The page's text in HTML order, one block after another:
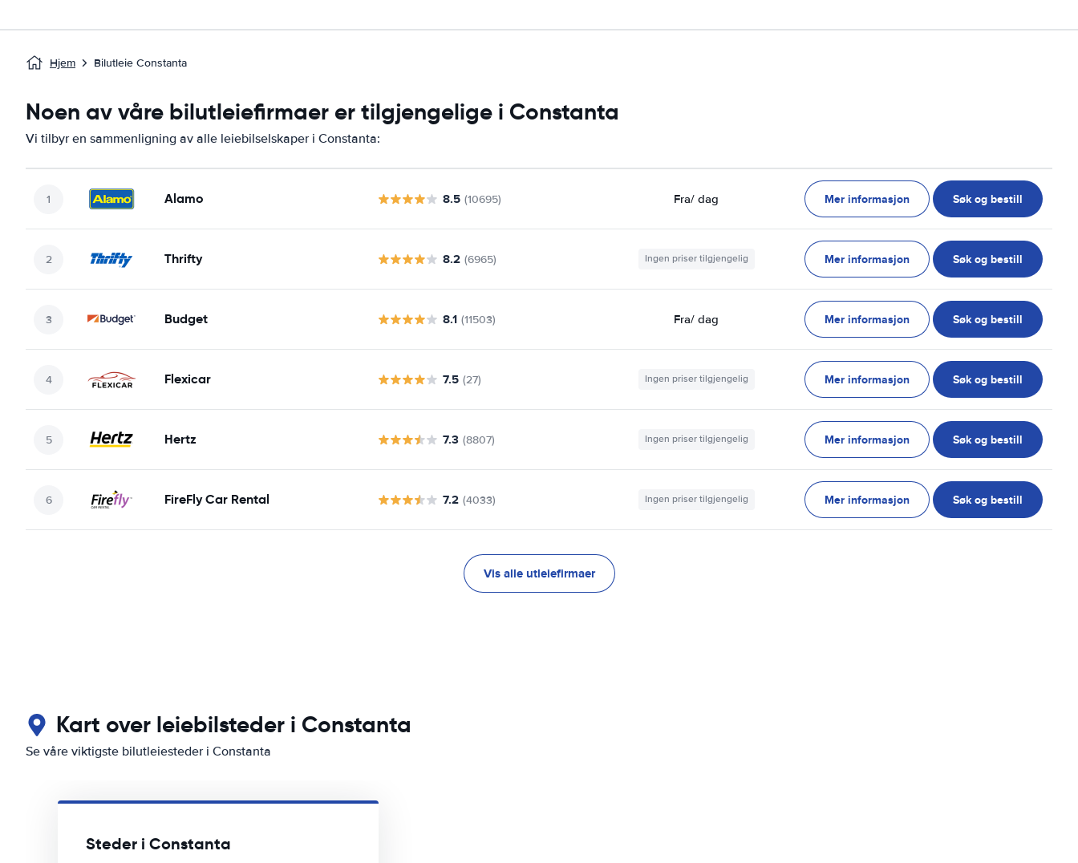
Hjem Bilutleie Constanta
Noen av våre bilutleiefirmaer er tilgjengelige i Constanta
Vi tilbyr en sammenligning av alle leiebilselskaper i Constanta:
Alamo 8.5 (10695) Fra/ dag Mer informasjon Søk og bestill
Thrifty 8.2 (6965) Ingen priser tilgjengelig Mer informasjon Søk og bestill
Budget 8.1 (11503) Fra/ dag Mer informasjon Søk og bestill
Flexicar 7.5 (27) Ingen priser tilgjengelig Mer informasjon Søk og bestill
Hertz 7.3 (8807) Ingen priser tilgjengelig Mer informasjon Søk og bestill
FireFly Car Rental 7.2 (4033) Ingen priser tilgjengelig Mer informasjon Søk og bestill
Vis alle utleiefirmaer
Kart over leiebilsteder i Constanta
Se våre viktigste bilutleiesteder i Constanta
Steder i Constanta